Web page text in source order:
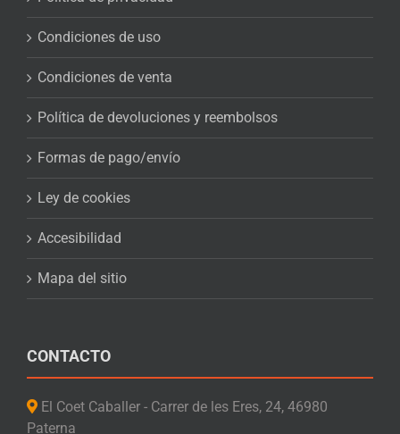
Condiciones de uso
Condiciones de venta
Política de devoluciones y reembolsos
Formas de pago/envío
Ley de cookies
Accesibilidad
Mapa del sitio
CONTACTO
El Coet Caballer - Carrer de les Eres, 24, 46980
Paterna